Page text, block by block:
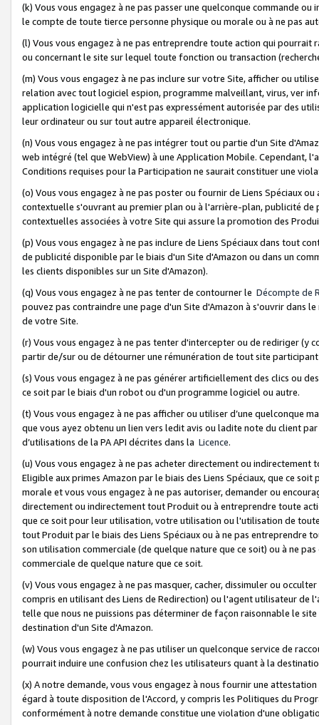
(k) Vous vous engagez à ne pas passer une quelconque commande
le compte de toute tierce personne physique ou morale ou à ne pas
(l) Vous vous engagez à ne pas entreprendre toute action qui
ou concernant le site sur lequel toute fonction ou transaction
(m) Vous vous engagez à ne pas inclure sur votre Site, afficher ou
relation avec tout logiciel espion, programme malveillant, virus, ver
application logicielle qui n'est pas expressément autorisée par des
leur ordinateur ou sur tout autre appareil électronique.
(n) Vous vous engagez à ne pas intégrer tout ou partie d'un Site
web intégré (tel que WebView) à une Application Mobile. Cependant,
Conditions requises pour la Participation ne saurait constituer une
(o) Vous vous engagez à ne pas poster ou fournir de Liens Spéciaux
contextuelle s'ouvrant au premier plan ou à l'arrière-plan, publicité
contextuelles associées à votre Site qui assure la promotion des
(p) Vous vous engagez à ne pas inclure de Liens Spéciaux dans tout
de publicité disponible par le biais d'un Site d'Amazon ou dans un
les clients disponibles sur un Site d'Amazon).
(q) Vous vous engagez à ne pas tenter de contourner le Décompte de
pouvez pas contraindre une page d'un Site d'Amazon à s'ouvrir dans
de votre Site.
(r) Vous vous engagez à ne pas tenter d'intercepter ou de rediriger
partir de/sur ou de détourner une rémunération de tout site
(s) Vous vous engagez à ne pas générer artificiellement des clics ou
ce soit par le biais d'un robot ou d'un programme logiciel ou autre.
(t) Vous vous engagez à ne pas afficher ou utiliser d’une quelconque
que vous ayez obtenu un lien vers ledit avis ou ladite note du client
d’utilisations de la PA API décrites dans la Licence.
(u) Vous vous engagez à ne pas acheter directement ou
Eligible aux primes Amazon par le biais des Liens Spéciaux, que ce
morale et vous vous engagez à ne pas autoriser, demander ou
directement ou indirectement tout Produit ou à entreprendre toute
que ce soit pour leur utilisation, votre utilisation ou l'utilisation de
tout Produit par le biais des Liens Spéciaux ou à ne pas entreprendre
son utilisation commerciale (de quelque nature que ce soit) ou à ne
commerciale de quelque nature que ce soit.
(v) Vous vous engagez à ne pas masquer, cacher, dissimuler ou
compris en utilisant des Liens de Redirection) ou l'agent utilisateur
telle que nous ne puissions pas déterminer de façon raisonnable le
destination d'un Site d'Amazon.
(w) Vous vous engagez à ne pas utiliser un quelconque service de
pourrait induire une confusion chez les utilisateurs quant à la
(x) A notre demande, vous vous engagez à nous fournir une
égard à toute disposition de l'Accord, y compris les Politiques du
conformément à notre demande constitue une violation d'une